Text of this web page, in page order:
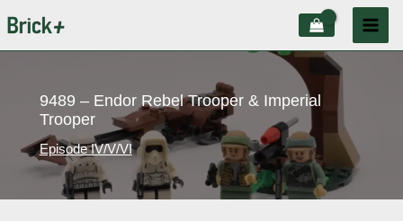
au
9489 – Endor Rebel Trooper & Imperial
Trooper
Episode IV/V/VI